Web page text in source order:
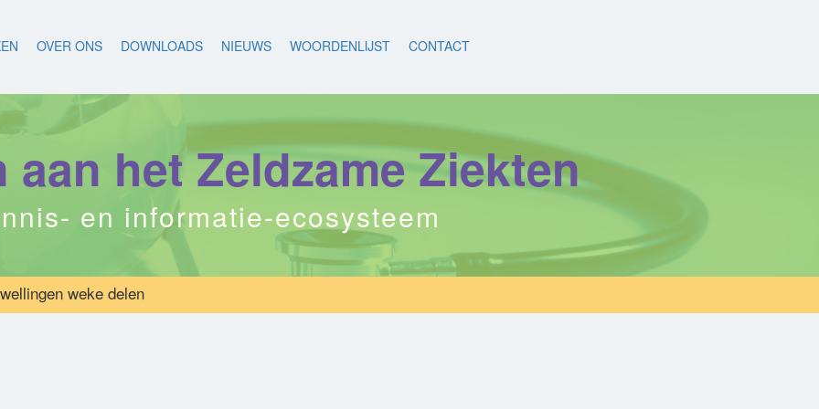
OVER ONS DOWNLOADS NIEUWS WOORDENLIJST CONTACT
aan het Zeldzame Ziekten
en informatie-ecosysteem
weke delen